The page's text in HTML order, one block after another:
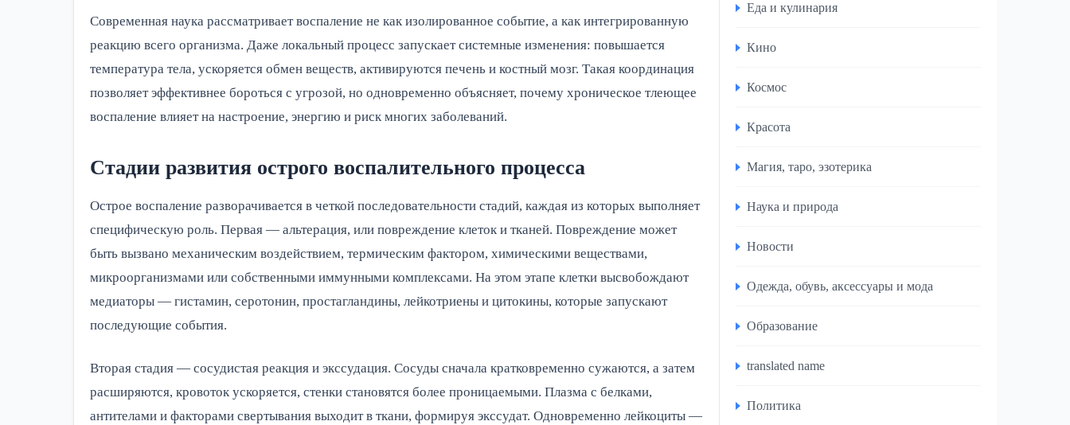
Современная наука рассматривает воспаление не как изолированное событие, а как интегрированную
реакцию всего организма. Даже локальный процесс запускает системные изменения: повышается
температура тела, ускоряется обмен веществ, активируются печень и костный мозг. Такая координация
позволяет эффективнее бороться с угрозой, но одновременно объясняет, почему хроническое тлеющее
воспаление влияет на настроение, энергию и риск многих заболеваний.
Стадии развития острого воспалительного процесса
Острое воспаление разворачивается в четкой последовательности стадий, каждая из которых выполняет
специфическую роль. Первая — альтерация, или повреждение клеток и тканей. Повреждение может
быть вызвано механическим воздействием, термическим фактором, химическими веществами,
микроорганизмами или собственными иммунными комплексами. На этом этапе клетки высвобождают
медиаторы — гистамин, серотонин, простагландины, лейкотриены и цитокины, которые запускают
последующие события.
Вторая стадия — сосудистая реакция и экссудация. Сосуды сначала кратковременно сужаются, а затем
расширяются, кровоток ускоряется, стенки становятся более проницаемыми. Плазма с белками,
антителами и факторами свертывания выходит в ткани, формируя экссудат. Одновременно лейкоциты —
Еда и кулинария
Кино
Космос
Красота
Магия, таро, эзотерика
Наука и природа
Новости
Одежда, обувь, аксессуары и мода
Образование
translated name
Политика